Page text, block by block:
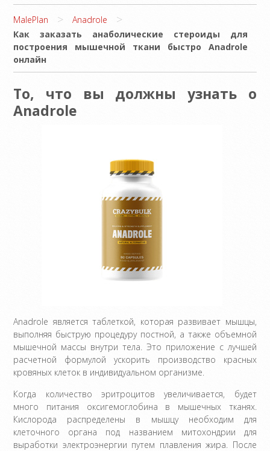
MalePlan > Anadrole >
Как заказать анаболические стероиды для
построения мышечной ткани быстро Anadrole
онлайн
То, что вы должны узнать о
Anadrole
Anadrole является таблеткой, которая развивает мышцы,
выполняя быструю процедуру постной, а также объемной
мышечной массы внутри тела. Это приложение с лучшей
расчетной формулой ускорить производство красных
кровяных клеток в индивидуальном организме.
Когда количество эритроцитов увеличивается, будет
много питания оксигемоглобина в мышечных тканях.
Кислорода распределены в мышцу необходим для
клеточного органа под названием митохондрии для
выработки электроэнергии путем плавления жира. После